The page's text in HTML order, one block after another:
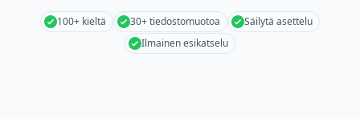
100+ kieltä 30+ tiedostomuotoa
Säilytä asettelu
Ilmainen esikatselu